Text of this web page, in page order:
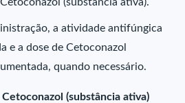
a atividade antifúngica
e a dose de Cetoconazol
quando necessário.
(substância ativa)